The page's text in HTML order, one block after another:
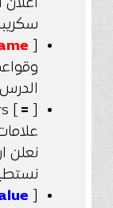
=
نعلن